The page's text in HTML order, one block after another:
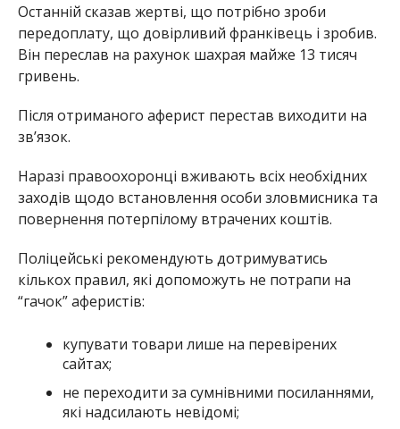
Останній сказав жертві, що потрібно зроби
передоплату, що довірливий франківець і зробив.
Він переслав на рахунок шахрая майже 13 тисяч
гривень.
Після отриманого аферист перестав виходити на
зв’язок.
Наразі правоохоронці вживають всіх необхідних
заходів щодо встановлення особи зловмисника та
повернення потерпілому втрачених коштів.
Поліцейські рекомендують дотримуватись
кількох правил, які допоможуть не потрапи на
“гачок” аферистів:
купувати товари лише на перевірених
сайтах;
не переходити за сумнівними посиланнями,
які надсилають невідомі;